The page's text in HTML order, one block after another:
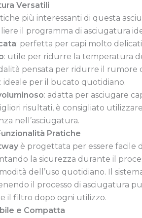
Versatili
più interessanti di questa
il programma di asciugatura
: perfetta per capi molto
: utile per ridurre la temperatura
pensata per ridurre il rumore
: ideale per il bucato quotidiano.
: adatta per asciugare
risultati, è consigliato
nell’asciugatura.
Pratiche
è progettata per essere facile
la sicurezza durante il
dell’uso quotidiano. Il
il processo di asciugatura
il filtro dopo ogni utilizzo.
e Compatta